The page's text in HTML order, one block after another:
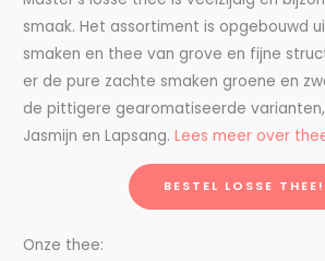
smaak. Het assortiment is opgebouwd
smaken en thee van grove en fijne
er de pure zachte smaken groene en
de pittigere gearomatiseerde varianten,
Jasmijn en Lapsang. Lees meer over
BESTEL LOSSE THEE!
Onze thee: